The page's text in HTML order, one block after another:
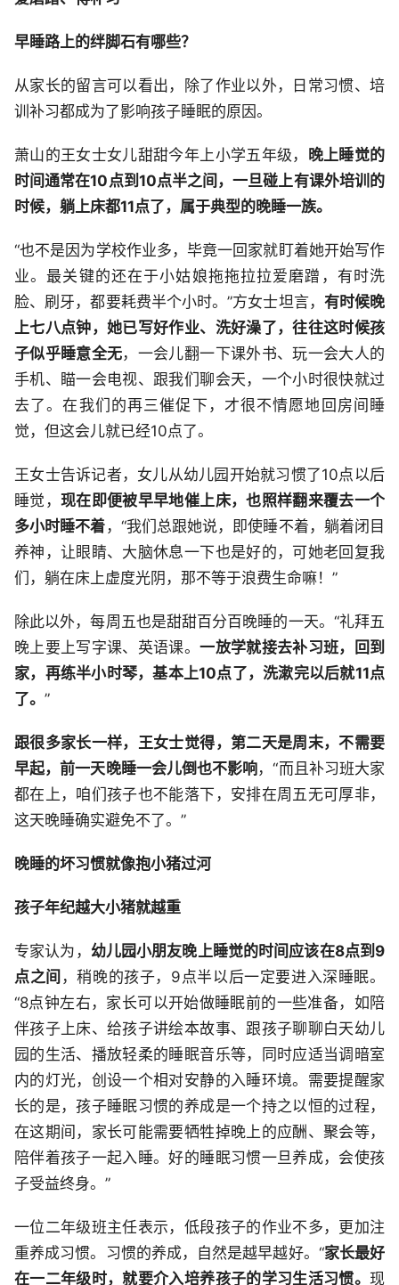
早睡路上的绊脚石有哪些？
从家长的留言可以看出，除了作业以外，日常习惯、培
训补习都成为了影响孩子睡眠的原因。
萧山的王女士女儿甜甜今年上小学五年级， 晚上睡觉的
时间通常在10点到10点半之间，一旦碰上有课外培训的
时候，躺上床都11点了，属于典型的晚睡一族。
“也不是因为学校作业多，毕竟一回家就盯着她开始写作
业。最关键的还在于小姑娘拖拖拉拉爱磨蹭，有时洗
脸、刷牙，都要耗费半个小时。”方女士坦言， 有时候晚
上七八点钟，她已写好作业、洗好澡了，往往这时候孩
子似乎睡意全无，一会儿翻一下课外书、玩一会大人的
手机、瞄一会电视、跟我们聊会天，一个小时很快就过
去了。在我们的再三催促下，才很不情愿地回房间睡
觉，但这会儿就已经10点了。
王女士告诉记者，女儿从幼儿园开始就习惯了10点以后
睡觉，现在即便被早早地催上床，也照样翻来覆去一个
多小时睡不着 ，“我们总跟她说，即使睡不着，躺着闭目
养神，让眼睛、大脑休息一下也是好的，可她老回复我
们，躺在床上虚度光阴，那不等于浪费生命嘛！”
除此以外，每周五也是甜甜百分百晚睡的一天。“礼拜五
晚上要上写字课、英语课。一放学就接去补习班，回到
家，再练半小时琴，基本上10点了，洗漱完以后就11点
了。 ”
跟很多家长一样，王女士觉得，第二天是周末，不需要
早起，前一天晚睡一会儿倒也不影响，“而且补习班大家
都在上，咱们孩子也不能落下，安排在周五无可厚非，
这天晚睡确实避免不了。”
晚睡的坏习惯就像抱小猪过河
孩子年纪越大小猪就越重
专家认为， 幼儿园小朋友晚上睡觉的时间应该在8点到9
点之间 ，稍晚的孩子，9点半以后一定要进入深睡眠。
“8点钟左右，家长可以开始做睡眠前的一些准备，如陪
伴孩子上床、给孩子讲绘本故事、跟孩子聊聊白天幼儿
园的生活、播放轻柔的睡眠音乐等，同时应适当调暗室
内的灯光，创设一个相对安静的入睡环境。需要提醒家
长的是，孩子睡眠习惯的养成是一个持之以恒的过程，
在这期间，家长可能需要牺牲掉晚上的应酬、聚会等，
陪伴着孩子一起入睡。好的睡眠习惯一旦养成，会使孩
子受益终身。”
一位二年级班主任表示，低段孩子的作业不多，更加注
重养成习惯。习惯的养成，自然是越早越好。“家长最好
在一二年级时，就要介入培养孩子的学习生活习惯。 现